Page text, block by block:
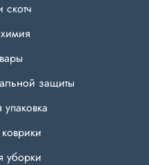
скотч
защиты
уборки